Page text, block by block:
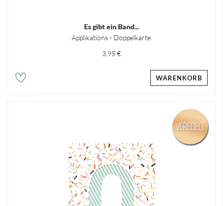
Es gibt ein Band...
Applikations - Doppelkarte
3,95 €
WARENKORB
VEREDELT